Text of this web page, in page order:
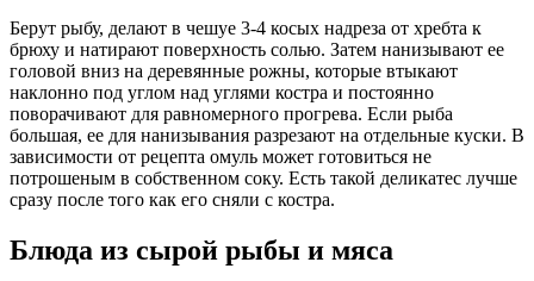
Берут рыбу, делают в чешуе 3-4 косых надреза от хребта к
брюху и натирают поверхность солью. Затем нанизывают ее
головой вниз на деревянные рожны, которые втыкают
наклонно под углом над углями костра и постоянно
поворачивают для равномерного прогрева. Если рыба
большая, ее для нанизывания разрезают на отдельные куски. В
зависимости от рецепта омуль может готовиться не
потрошеным в собственном соку. Есть такой деликатес лучше
сразу после того как его сняли с костра.
Блюда из сырой рыбы и мяса